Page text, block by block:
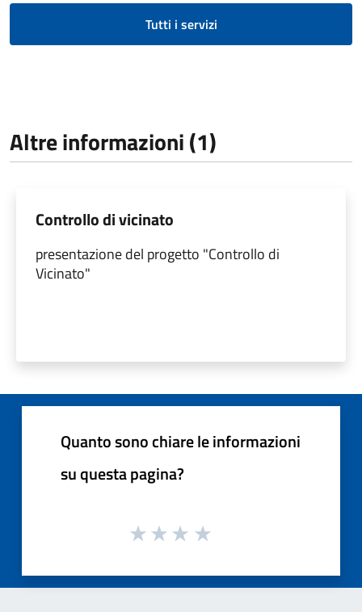
Tutti i servizi
Altre informazioni (1)
Controllo di vicinato
presentazione del progetto "Controllo di
Vicinato"
Quanto sono chiare le informazioni
su questa pagina?